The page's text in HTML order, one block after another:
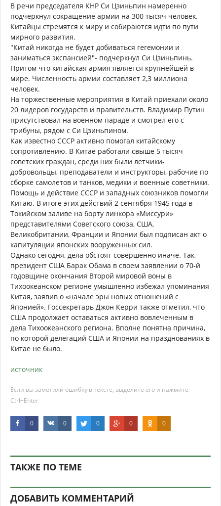
В речи председателя КНР Си Цзиньпин намеренно
подчеркнул сокращение армии на 300 тысяч человек.
Китайцы стремятся к миру и собираются идти по пути
мирного развития.
"Китай никогда не будет добиваться гегемонии и
заниматься экспансией"- подчеркнул Си Цзиньпинь.
Притом что китайская армия является крупнейшей в
мире. Численность армии составляет 2,3 миллиона
человек.
На торжественные мероприятия в Китай приехали около
20 лидеров государств и правительств. Владимир Путин
присутствовал на военном параде и смотрел его с
трибуны, рядом с Си Цзиньпином.
Как известно СССР активно помогал китайскому
сопротивлению. В Китае работали свыше 5 тысяч
советских граждан, среди них были летчики-
добровольцы, преподаватели и инструкторы, рабочие по
сборке самолетов и танков, медики и военные советники.
Помощь и действие СССР и западных союзников помогли
Китаю. В итоге этих действий 2 сентября 1945 года в
Токийском заливе на борту линкора «Миссури»
представителями Советского союза, США,
Великобритании, Франции и Японии был подписан акт о
капитуляции японских вооруженных сил.
Однако сегодня, дела обстоят совершенно иначе. Так,
президент США Барак Обама в своем заявлении о 70-й
годовщине окончания Второй мировой воны в
Тихоокеанском регионе умышленно избежал упоминания
Китая, заявив о «начале эры новых отношений с
Японией». Госсекретарь Джон Керри также отметил, что
США продолжает оставаться активно вовлеченным в
дела Тихоокеанского региона. Вполне понятна причина,
по которой делегаций США и Японии на празднованиях в
Китае не было.
источник
Если вы заметили ошибку в тексте, выделите его и нажмите
Ctrl+Enter
0 0 0 0 0
ТАКЖЕ ПО ТЕМЕ
ДОБАВИТЬ КОММЕНТАРИЙ